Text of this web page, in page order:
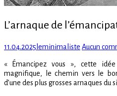
L’arnaque de
Posted
11.04.2025 Author
leminimaliste Aucun
« Émancipez vous », cette
magnifique, le chemin vers le
d’une des plus grosses arnaques du